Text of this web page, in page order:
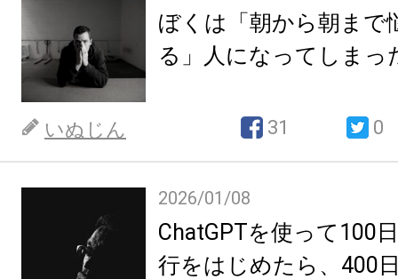
ぼくは「朝から朝まで
る」人になってしまっ
いぬじん 31 0
2026/01/08
ChatGPTを使って100
行をはじめたら、400